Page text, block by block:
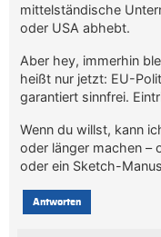
mittelständische
oder USA abhebt.
Aber hey, immerhin
heißt nur jetzt: EU-
garantiert sinnfrei.
Wenn du willst, kann
oder länger machen –
oder ein Sketch-
Antworten